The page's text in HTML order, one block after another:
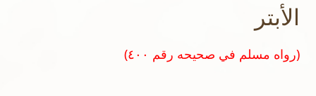
الأبتر
(رواه مسلم في صحيحه رقم ٤٠٠)